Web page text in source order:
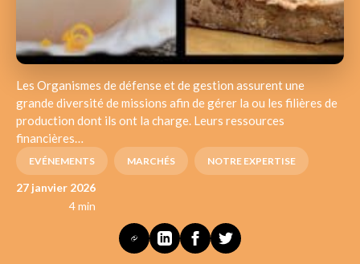
Les Organismes de défense et de gestion assurent une
grande diversité de missions afin de gérer la ou les filières de
production dont ils ont la charge. Leurs ressources
financières…
EVÉNEMENTS MARCHÉS NOTRE EXPERTISE
27 janvier 2026
4 min